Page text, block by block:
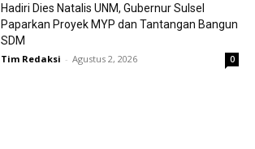
Hadiri Dies Natalis UNM, Gubernur Sulsel
Paparkan Proyek MYP dan Tantangan Bangun
SDM
Tim Redaksi - Agustus 2, 2026 0